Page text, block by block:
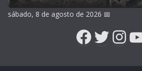
sábado, 8 de agosto de 2026 📅